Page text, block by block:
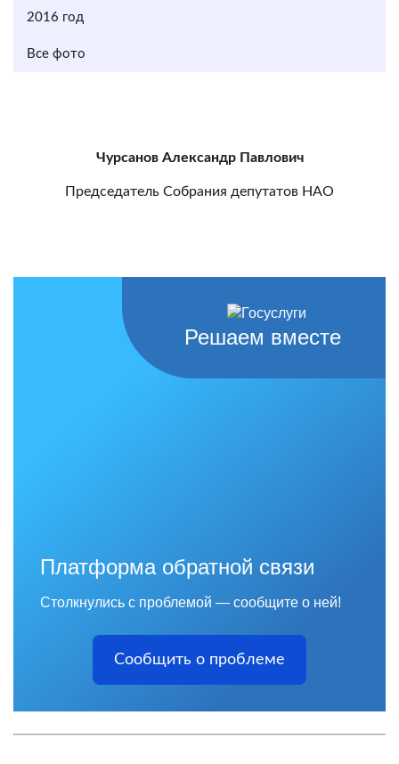
2016 год
Все фото
Чурсанов Александр Павлович
Председатель Собрания депутатов НАО
Решаем вместе
Платформа обратной связи
Столкнулись с проблемой — сообщите о ней!
Сообщить о проблеме